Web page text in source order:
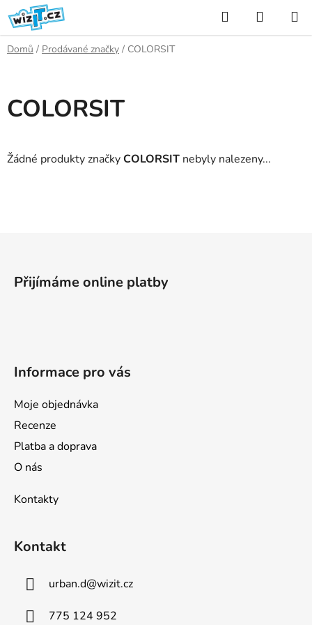
Přejít
na
obsah
Hledat
KOŠÍK
Domů / Prodávané značky / COLORSIT
COLORSIT
Žádné produkty značkyCOLORSIT nebyly nalezeny...
Přijímáme online platby
Informace pro vás
Moje objednávka
Recenze
Platba a doprava
O nás
Kontakty
Kontakt
urban.d@wizit.cz
775 124 952